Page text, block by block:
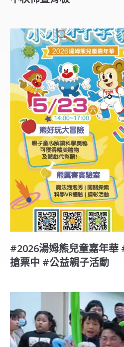
#2026湯姆熊兒童嘉年華
搶票中 #公益親子活動